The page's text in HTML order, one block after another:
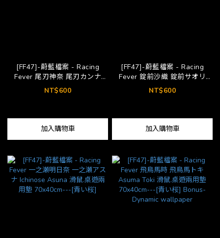
[FF47]-蔚藍檔案 - Racing
Fever 尾刃神奈 尾刃カンナ
Ogata Kanna 滑鼠.桌遊兩用墊
70x40cm---[青い桜]
NT$600
加入購物車
[FF47]-蔚藍檔案 - Racing
Fever 錠前沙織 錠前サオリ
Jomae Saori 滑鼠.桌遊兩用墊
70x40cm---[青い桜]
NT$600
加入購物車